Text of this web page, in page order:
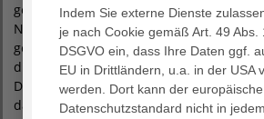
gesteuert, welche den
Nachsorge-Team und ambulanten
gewährleisten. In einem zweiten
dieselben Inhalte über eine
Die Patient*innen erhalten ein
darüber mit der Reha-Klinik.
Indem Sie externe Dienste
je nach Cookie gemäß Art. 49 Abs.
DSGVO ein, dass Ihre Daten ggf.
EU in Drittländern, u.a. in der USA
werden. Dort kann der europäische
Datenschutzstandard nicht in